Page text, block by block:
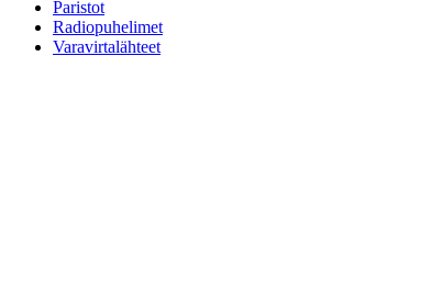
Paristot
Radiopuhelimet
Varavirtalähteet